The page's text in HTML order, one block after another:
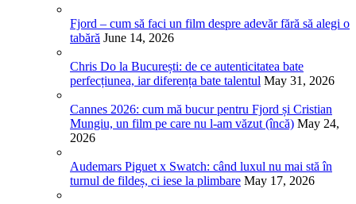
Fjord – cum să faci un film despre adevăr fără să alegi o
tabără June 14, 2026
Chris Do la București: de ce autenticitatea bate
perfecțiunea, iar diferența bate talentul May 31, 2026
Cannes 2026: cum mă bucur pentru Fjord și Cristian
Mungiu, un film pe care nu l-am văzut (încă) May 24,
2026
Audemars Piguet x Swatch: când luxul nu mai stă în
turnul de fildeș, ci iese la plimbare May 17, 2026